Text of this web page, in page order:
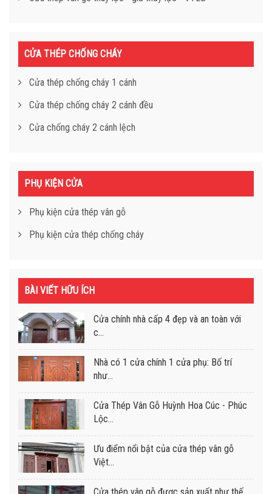
CỬA THÉP CHỐNG CHÁY
Cửa thép chống cháy 1 cánh
Cửa thép chống cháy 2 cánh đều
Cửa chống cháy 2 cánh lệch
PHỤ KIỆN CỬA
Phụ kiện cửa thép vân gỗ
Phụ kiện cửa thép chống cháy
BÀI VIẾT HỮU ÍCH
Cửa chính nhà cấp 4 đẹp và an toàn với
c...
Nhà có 1 cửa chính 1 cửa phụ: Bố trí
như...
Cửa Thép Vân Gỗ Huỳnh Hoa Cúc - Phúc
Lộc...
Ưu điểm nổi bật của cửa thép vân gỗ
Việt...